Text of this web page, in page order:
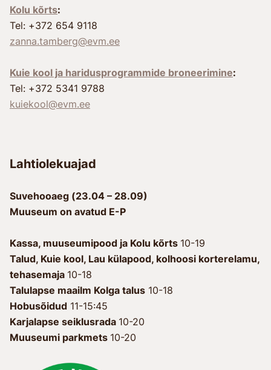
Kolu kõrts:
Tel: +372 654 9118
zanna.tamberg@evm.ee
Kuie kool ja haridusprogrammide broneerimine:
Tel: +372 5341 9788
kuiekool@evm.ee
Lahtiolekuajad
Suvehooaeg (23.04 – 28.09)
Muuseum on avatud E-P
Kassa, muuseumipood ja Kolu kõrts 10-19
Talud, Kuie kool, Lau külapood, kolhoosi korterelamu,
tehasemaja 10-18
Talulapse maailm Kolga talus 10-18
Hobusõidud 11-15:45
Karjalapse seiklusrada 10-20
Muuseumi parkmets 10-20